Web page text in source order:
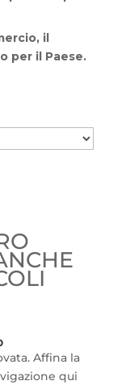
il
per il Paese.
Affina la
qui